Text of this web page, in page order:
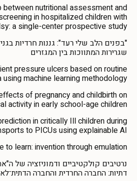
between nutritional assessment and
in hospitalized children with
a single-center prospective study
"בפנים הלב שלי רעד": גננות חרדיות בגני
שגרירות המתווכות בין המגזרים
pressure ulcers based on routine
using machine learning methodology
of pregnancy and childbirth on
activity in early school-age children
in critically Ill children during
to PICUs using explainable AI
to learn: invention through emulation
נרטיבים קולקטיביים ודמוניזציה של
דתיות: החברה החרדית והחברה